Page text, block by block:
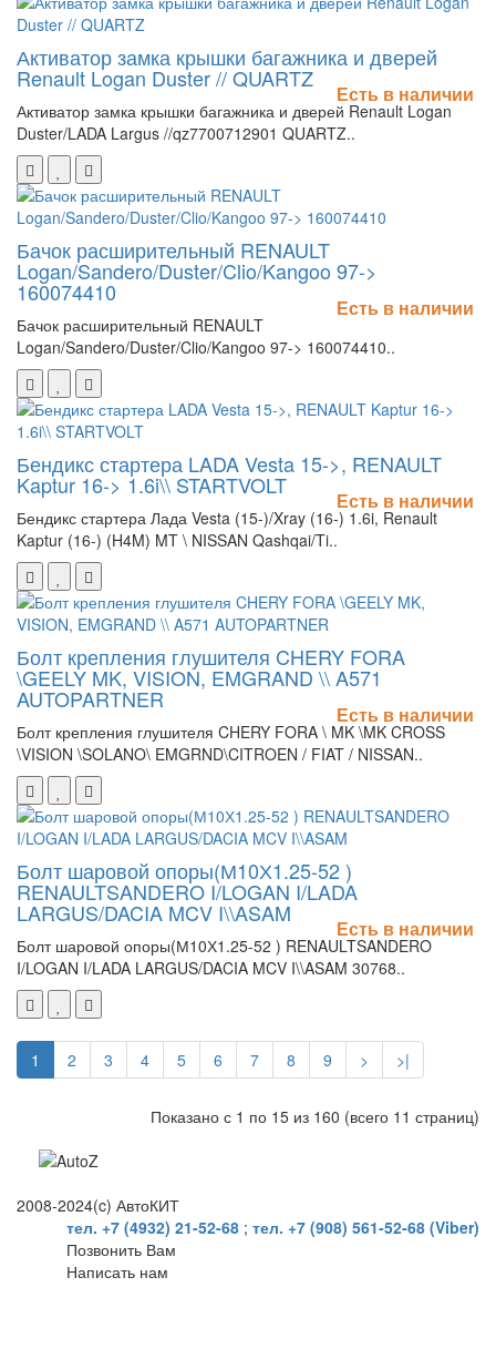
Активатор замка крышки багажника и дверей
Renault Logan Duster // QUARTZ
Активатор замка крышки багажника и дверей Renault Logan
Duster/LADA Largus //qz7700712901 QUARTZ..
Есть в наличии
Бачок расширительный RENAULT
Logan/Sandero/Duster/Clio/Kangoo 97->
160074410
Бачок расширительный RENAULT
Logan/Sandero/Duster/Clio/Kangoo 97-> 160074410..
Есть в наличии
Бендикс стартера LADA Vesta 15->, RENAULT
Kaptur 16-> 1.6i\\ STARTVOLT
Бендикс стартера Лада Vesta (15-)/Xray (16-) 1.6i, Renault
Kaptur (16-) (H4M) MT \ NISSAN Qashqai/Ti..
Есть в наличии
Болт крепления глушителя CHERY FORA
\GEELY MK, VISION, EMGRAND \\ A571
AUTOPARTNER
Болт крепления глушителя CHERY FORA \ MK \MK CROSS
\VISION \SOLANO\ EMGRND\CITROEN / FIAT / NISSAN..
Есть в наличии
Болт шаровой опоры(М10Х1.25-52 )
RENAULTSANDERO I/LOGAN I/LADA
LARGUS/DACIA MCV I\\ASAM
Болт шаровой опоры(М10Х1.25-52 ) RENAULTSANDERO
I/LOGAN I/LADA LARGUS/DACIA MCV I\\ASAM 30768..
Есть в наличии
1 2 3 4 5 6 7 8 9 > >|
Показано с 1 по 15 из 160 (всего 11 страниц)
2008-2024(c) АвтоКИТ
тел. +7 (4932) 21-52-68 ; тел. +7 (908) 561-52-68 (Viber)
Позвонить Вам
Написать нам